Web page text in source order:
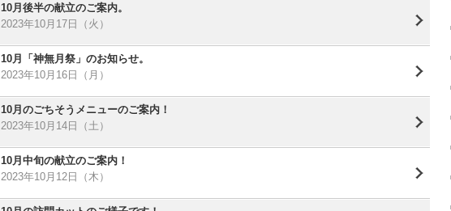
10月後半の献立のご案内。
2023年10月17日（火）
10月「神無月祭」のお知らせ。
2023年10月16日（月）
10月のごちそうメニューのご案内！
2023年10月14日（土）
10月中旬の献立のご案内！
2023年10月12日（木）